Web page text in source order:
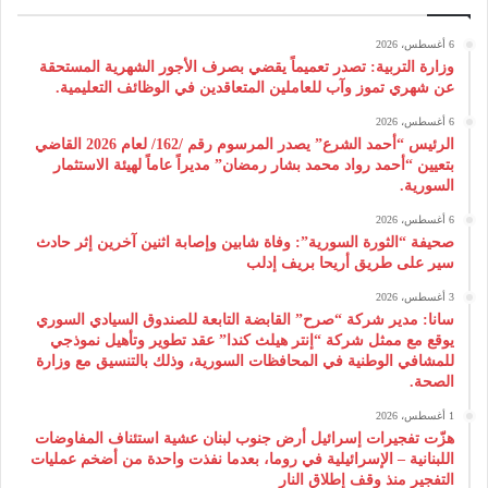
6 أغسطس، 2026
وزارة التربية: تصدر تعميماً يقضي بصرف الأجور الشهرية المستحقة
عن شهري تموز وآب للعاملين المتعاقدين في الوظائف التعليمية.
6 أغسطس، 2026
الرئيس “أحمد الشرع” يصدر المرسوم رقم /162/ لعام 2026 ‌القاضي
بتعيين “أحمد رواد محمد بشار رمضان” مديراً عاماً لهيئة ‌الاستثمار
السورية.
6 أغسطس، 2026
صحيفة “الثورة السورية”: وفاة شابين وإصابة اثنين آخرين إثر حادث
سير على طريق أريحا بريف إدلب
3 أغسطس، 2026
سانا: مدير شركة “صرح” القابضة التابعة للصندوق السيادي السوري
يوقع مع ممثل شركة “إنتر هيلث كندا” عقد تطوير وتأهيل نموذجي
للمشافي الوطنية في المحافظات السورية، وذلك بالتنسيق مع وزارة
الصحة.
1 أغسطس، 2026
هزّت تفجيرات إسرائيل أرض جنوب لبنان عشية استئناف المفاوضات
اللبنانية – الإسرائيلية في روما، بعدما نفذت واحدة من أضخم عمليات
التفجير منذ وقف إطلاق النار